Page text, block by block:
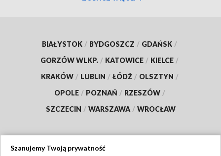
BIAŁYSTOK / BYDGOSZCZ / GDAŃSK /
GORZÓW WLKP. / KATOWICE / KIELCE /
KRAKÓW / LUBLIN / ŁÓDŹ / OLSZTYN /
OPOLE / POZNAŃ / RZESZÓW /
SZCZECIN / WARSZAWA / WROCŁAW
Szanujemy Twoją prywatność